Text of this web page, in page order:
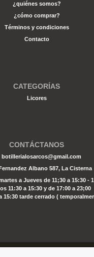
¿quiénes somos?
¿cómo comprar?
Términos y condiciones
Contacto
CATEGORÍAS
Licores
CONTÁCTANOS
botillerialosarcos@gmail.com
Albano 587, La Cisterna
a Jueves de 11;30 a 15:30 -
11:30 a 15:30 y de 17:00 a 23;00
15:30 tarde cerrado (
Los Arcos © 2026